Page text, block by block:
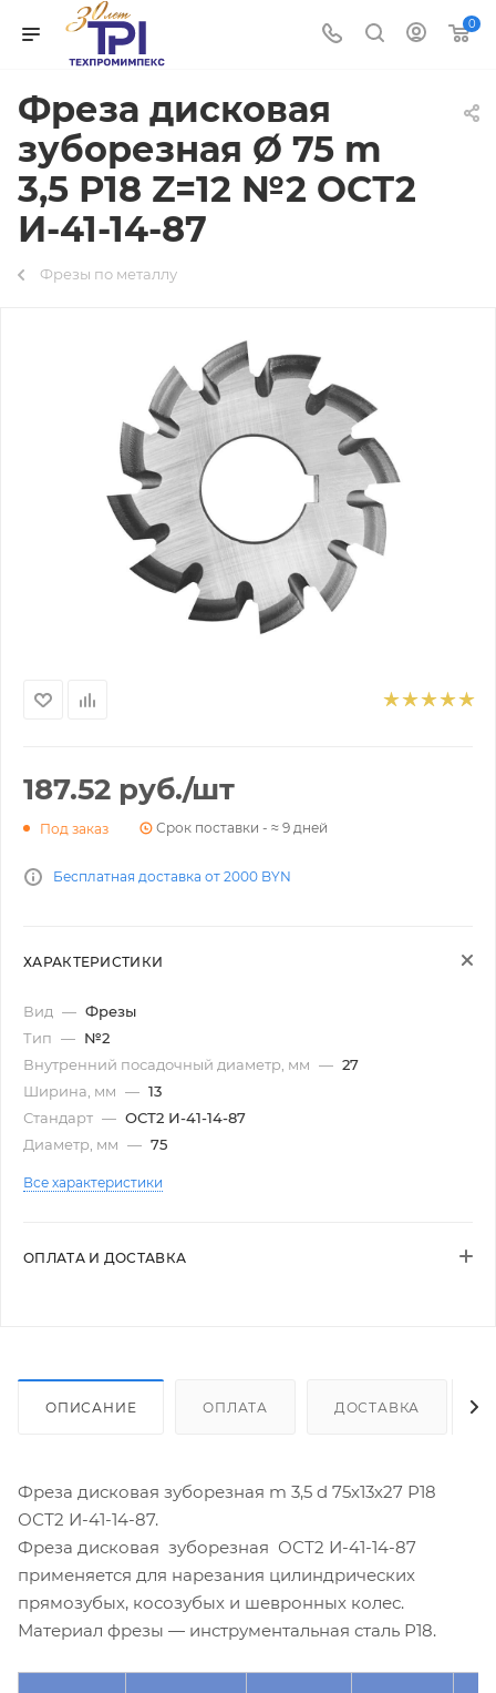
0
Фреза дисковая
зуборезная Ø 75 m
3,5 Р18 Z=12 №2 ОСТ2
И-41-14-87
Фрезы по металлу
187.52 руб./шт
Под заказ Срок поставки - ≈ 9 дней
Бесплатная доставка от 2000 BYN
ХАРАКТЕРИСТИКИ
Вид — Фрезы
Тип — №2
Внутренний посадочный диаметр, мм — 27
Ширина, мм — 13
Стандарт — ОСТ2 И-41-14-87
Диаметр, мм — 75
Все характеристики
ОПЛАТА И ДОСТАВКА
ОПИСАНИЕ ОПЛАТА ДОСТАВКА
Фреза дисковая зуборезная m 3,5 d 75х13х27 Р18
ОСТ2 И-41-14-87.
Фреза дисковая зуборезная ОСТ2 И-41-14-87
применяется для нарезания цилиндрических
прямозубых, косозубых и шевронных колес.
Материал фрезы — инструментальная сталь Р18.